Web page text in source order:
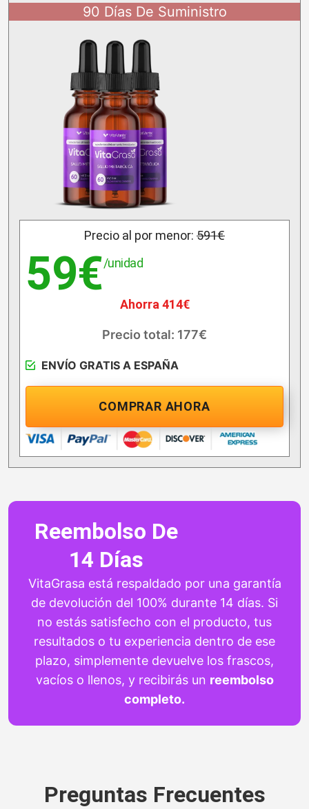
90 Días De Suministro
Precio al por menor: 591€
59€/unidad
Ahorra 414€
Precio total: 177€
ENVÍO GRATIS A ESPAÑA
COMPRAR AHORA
Reembolso De
14 Días
VitaGrasa está respaldado por una garantía
de devolución del 100% durante 14 días. Si
no estás satisfecho con el producto, tus
resultados o tu experiencia dentro de ese
plazo, simplemente devuelve los frascos,
vacíos o llenos, y recibirás un reembolso
completo.
Preguntas Frecuentes